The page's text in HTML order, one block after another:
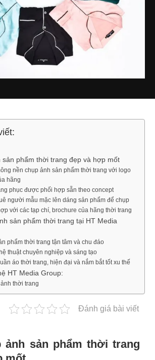
sản phẩm thời trang đẹp và hợp mốt
nền chụp ảnh sản phẩm thời trang với logo
hãng
phục được phối hợp sẵn theo concept
người mẫu mặc lên dáng sản phẩm để chụp
với các tạp chí, brochure của hãng thời trang
sản phẩm thời trang tại HT Media
phẩm thời trang tận tâm và chu đáo
thuật chuyên nghiệp và sáng tạo
áo thời trang, hiện đại và nắm bắt tốt xu thế
HT Media Group:
thời trang
Đánh giá bài viết
ảnh sản phẩm thời trang